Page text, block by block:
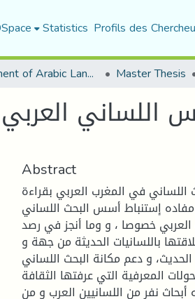
Statistics Profils des
Department of Arabic Language and Literature Master Thesis
Abstract
في المغرب العربي بقراءة
إستنباط أسس البحث اللساني
خصوصا ، و وما أنجز في رصد
باللسانيات الحديثة من جهة و
و دعم مكانة البحث اللساني
المعرفية التي عرفتها الثقافة
نفر من اللسانيين العرب و من